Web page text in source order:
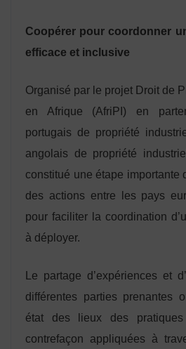
Coopérer pour coordonner
efficace et inclusive
Organisé par le projet Droit de
en Afrique (AfriPI) en
portugais de propriété
angolais de propriété
constitué une étape importante
des actions entre les pays
pour faciliter la coordination
à déployer.
Le partage d’expériences et
différentes parties prenantes
état des lieux des
contrefaçon appliquées à